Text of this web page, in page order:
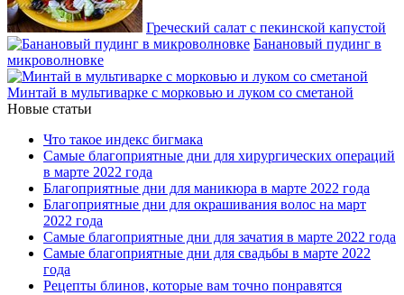
Греческий салат с пекинской капустой
Банановый пудинг в
микроволновке
Минтай в мультиварке с морковью и луком со сметаной
Новые статьи
Что такое индекс бигмака
Самые благоприятные дни для хирургических операций
в марте 2022 года
Благоприятные дни для маникюра в марте 2022 года
Благоприятные дни для окрашивания волос на март
2022 года
Самые благоприятные дни для зачатия в марте 2022 года
Самые благоприятные дни для свадьбы в марте 2022
года
Рецепты блинов, которые вам точно понравятся